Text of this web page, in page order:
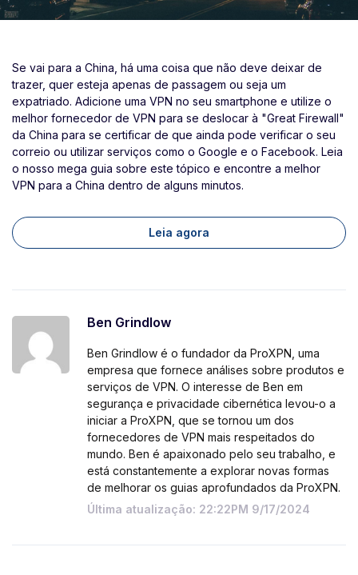
Se vai para a China, há uma coisa que não deve deixar de
trazer, quer esteja apenas de passagem ou seja um
expatriado. Adicione uma VPN no seu smartphone e utilize o
melhor fornecedor de VPN para se deslocar à "Great Firewall"
da China para se certificar de que ainda pode verificar o seu
correio ou utilizar serviços como o Google e o Facebook. Leia
o nosso mega guia sobre este tópico e encontre a melhor
VPN para a China dentro de alguns minutos.
Leia agora
Ben Grindlow
Ben Grindlow é o fundador da ProXPN, uma
empresa que fornece análises sobre produtos e
serviços de VPN. O interesse de Ben em
segurança e privacidade cibernética levou-o a
iniciar a ProXPN, que se tornou um dos
fornecedores de VPN mais respeitados do
mundo. Ben é apaixonado pelo seu trabalho, e
está constantemente a explorar novas formas
de melhorar os guias aprofundados da ProXPN.
Última atualização: 22:22PM 9/17/2024